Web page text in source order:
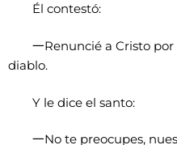
Él contestó:
一Renuncié a Cristo
diablo.
Y le dice el santo:
一No te preocupes,